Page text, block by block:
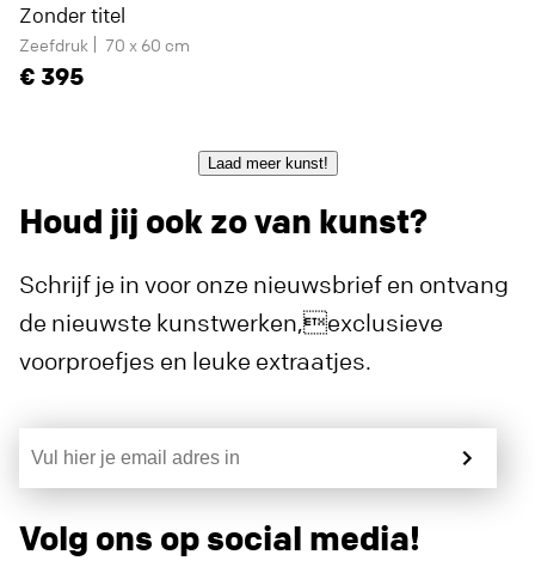
Zonder titel
Zeefdruk 70 x 60 cm
395
Laad meer kunst!
Houd jij ook zo van kunst?
Schrijf je in voor onze nieuwsbrief en ontvang
de nieuwste kunstwerken,exclusieve
voorproefjes en leuke extraatjes.
Volg ons op social media!